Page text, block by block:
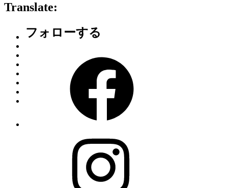
Category
–
Translate:
フォローする